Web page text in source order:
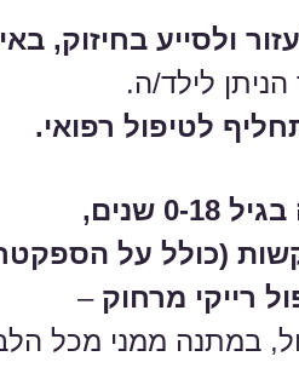
ולסייע בחיזוק,
לילד/ה.
לטיפול רפואי.
18 שנים,
(כולל על
רייקי מרחוק –
במתנה ממני מכל